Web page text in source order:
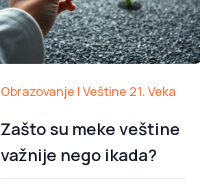
Obrazovanje I Veštine 21. Veka
Zašto su meke veštine
važnije nego ikada?